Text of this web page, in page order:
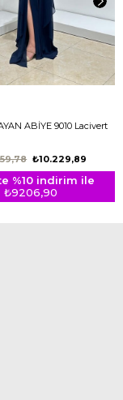
ABİYE 9010 Lacivert
₺10.229,89
%10 indirim ile
₺9206,90